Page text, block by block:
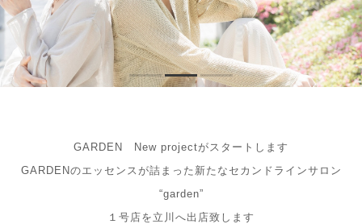
GARDEN New projectがスタートします
GARDENのエッセンスが詰まった新たなセカンドラインサロン
“garden”
１号店を立川へ出店致します